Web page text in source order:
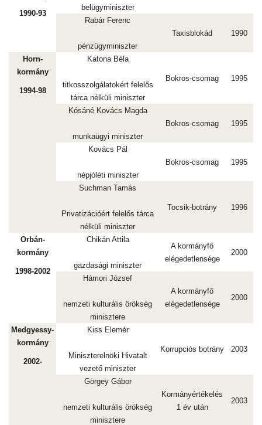
1990-93
belügyminiszter
Rabár Ferenc
pénzügyminiszter
Taxisblokád 1990
Horn-
kormány
1994-98
Katona Béla
titkosszolgálatokért felelős
tárca nélküli miniszter
Bokros-csomag 1995
Kósáné Kovács Magda
munkaügyi miniszter
Bokros-csomag 1995
Kovács Pál
népjóléti miniszter
Bokros-csomag 1995
Suchman Tamás
Privatizációért felelős tárca
nélküli miniszter
Tocsik-botrány 1996
Orbán-
kormány
1998-2002
Chikán Attila
gazdasági miniszter
A kormányfő
elégedetlensége
2000
Hámori József
nemzeti kulturális örökség
minisztere
A kormányfő
elégedetlensége
2000
Medgyessy-
kormány
2002-
Kiss Elemér
Miniszterelnöki Hivatalt
vezető miniszter
Korrupciós botrány 2003
Görgey Gábor
nemzeti kulturális örökség
minisztere
Kormányértékelés
1 év után
2003